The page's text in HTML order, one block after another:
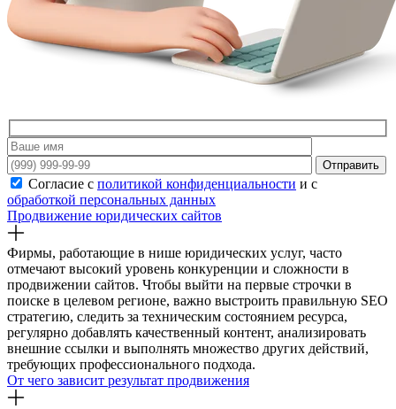
Отправить
Согласие с политикой конфиденциальности и с
обработкой персональных данных
Продвижение юридических сайтов
Фирмы, работающие в нише юридических услуг, часто
отмечают высокий уровень конкуренции и сложности в
продвижении сайтов. Чтобы выйти на первые строчки в
поиске в целевом регионе, важно выстроить правильную SEO
стратегию, следить за техническим состоянием ресурса,
регулярно добавлять качественный контент, анализировать
внешние ссылки и выполнять множество других действий,
требующих профессионального подхода.
От чего зависит результат продвижения